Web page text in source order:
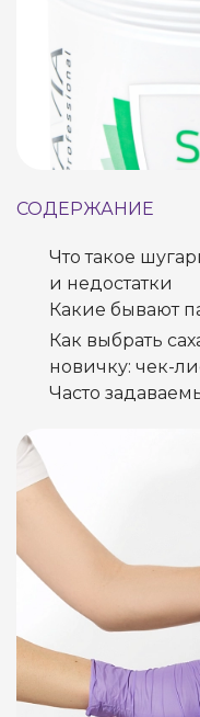
СОДЕРЖАНИЕ
Что такое
и недостатки
Какие бывают
Как выбрать
новичку: чек-
Часто